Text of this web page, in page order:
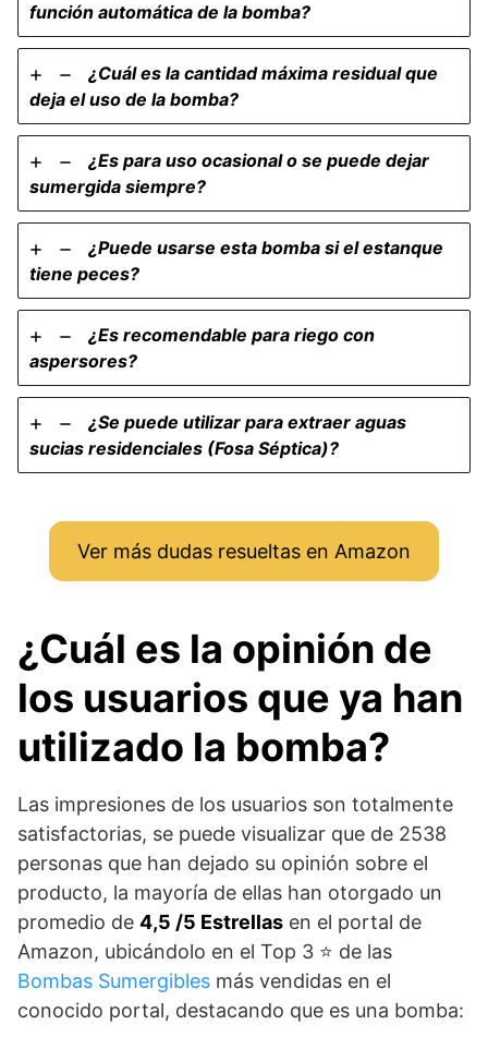
función automática de la bomba?
¿Cuál es la cantidad máxima residual que
deja el uso de la bomba?
¿Es para uso ocasional o se puede dejar
sumergida siempre?
¿Puede usarse esta bomba si el estanque
tiene peces?
¿Es recomendable para riego con
aspersores?
¿Se puede utilizar para extraer aguas
sucias residenciales (Fosa Séptica)?
Ver más dudas resueltas en Amazon
¿Cuál es la opinión de
los usuarios que ya han
utilizado la bomba?
Las impresiones de los usuarios son totalmente
satisfactorias, se puede visualizar que de 2538
personas que han dejado su opinión sobre el
producto, la mayoría de ellas han otorgado un
promedio de 4,5 /5 Estrellas en el portal de
Amazon, ubicándolo en el Top 3 ⭐ de las
Bombas Sumergibles más vendidas en el
conocido portal, destacando que es una bomba: